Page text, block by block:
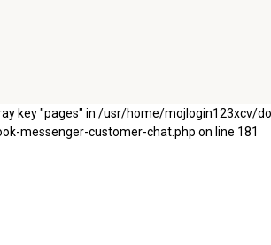
key "pages" in /usr/home/
messenger-customer-chat.php on line 181